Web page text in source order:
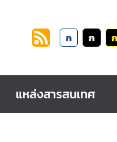
ก ก ก
แหล่งสารสนเทศ